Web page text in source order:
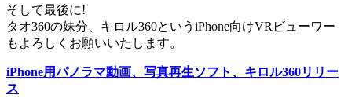
そして最後に!
タオ360の妹分、キロル360というiPhone向けVRビューワー
もよろしくお願いいたします。
iPhone用パノラマ動画、写真再生ソフト、キロル360リリー
ス